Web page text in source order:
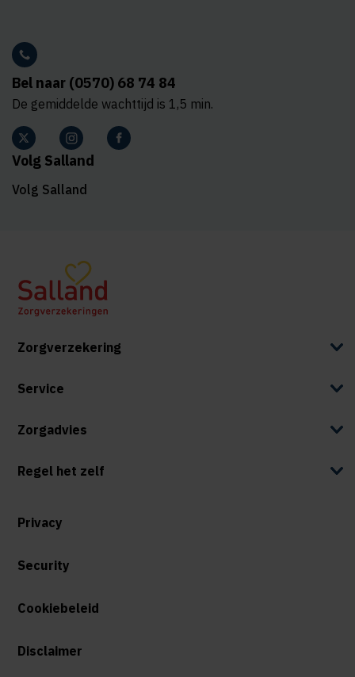
Bel naar (0570) 68 74 84
De gemiddelde wachttijd is 1,5 min.
Volg Salland
Volg Salland
Zorgverzekering
Service
Zorgadvies
Regel het zelf
Privacy
Security
Cookiebeleid
Disclaimer